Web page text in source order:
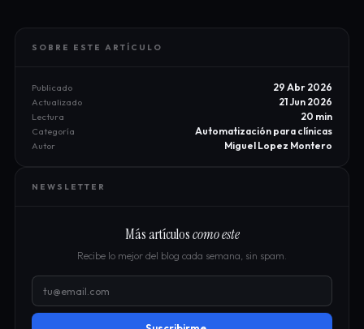
SOBRE ESTE ARTÍCULO
Publicado 29 Abr 2026
Actualizado 21 Jun 2026
Lectura 20 min
Categoría Automatización para clínicas
Autor Miguel Lopez Montero
NEWSLETTER
Más artículoscomo este
Recibe lo mejor del blog cada semana, sin spam.